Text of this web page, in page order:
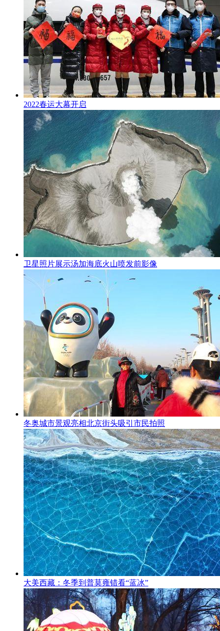
2022春运大幕开启
卫星照片展示汤加海底火山喷发前影像
冬奥城市景观亮相北京街头吸引市民拍照
大美西藏：冬季到普莫雍错看“蓝冰”